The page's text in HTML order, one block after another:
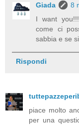
Giada
8
I want
come ci
sabbia e se
Rispondi
piace molto
per una